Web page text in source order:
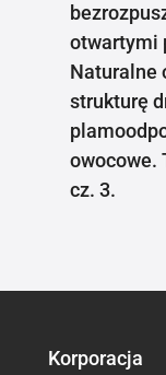
otwartymi
Naturalne
strukturę
owocowe.
cz. 3.
Korporacja